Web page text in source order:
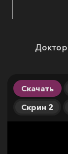
Скачать
Скрин 2